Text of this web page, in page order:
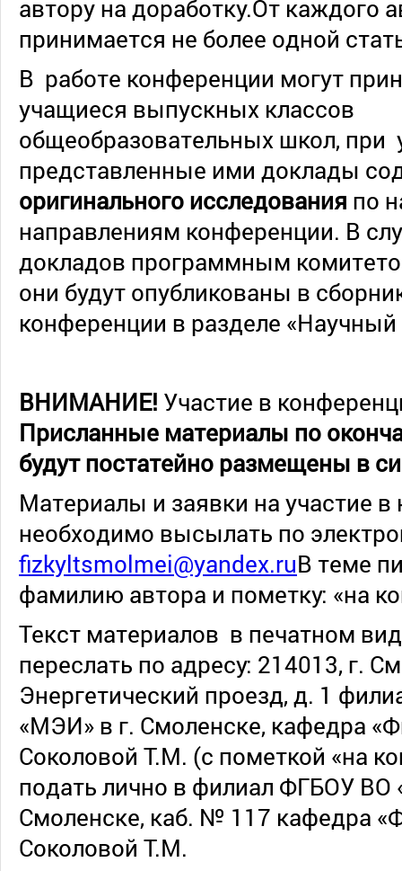
автору на доработку.От каждого
принимается не более одной
В работе конференции могут
учащиеся выпускных классов
общеобразовательных школ, при
представленные ими доклады
оригинального исследования по
направлениям конференции. В
докладов программным
они будут опубликованы в
конференции в разделе
ВНИМАНИЕ! Участие в
Присланные материалы по
будут постатейно размещены в
Материалы и заявки на участие
необходимо высылать по
fizkyltsmolmei@yandex.ruВ теме
фамилию автора и пометку: «на
Текст материалов в печатном
переслать по адресу: 214013, г.
Энергетический проезд, д. 1
«МЭИ» в г. Смоленске, кафедра
Соколовой Т.М. (с пометкой «на
подать лично в филиал ФГБОУ
Смоленске, каб. № 117 кафедра
Соколовой Т.М.